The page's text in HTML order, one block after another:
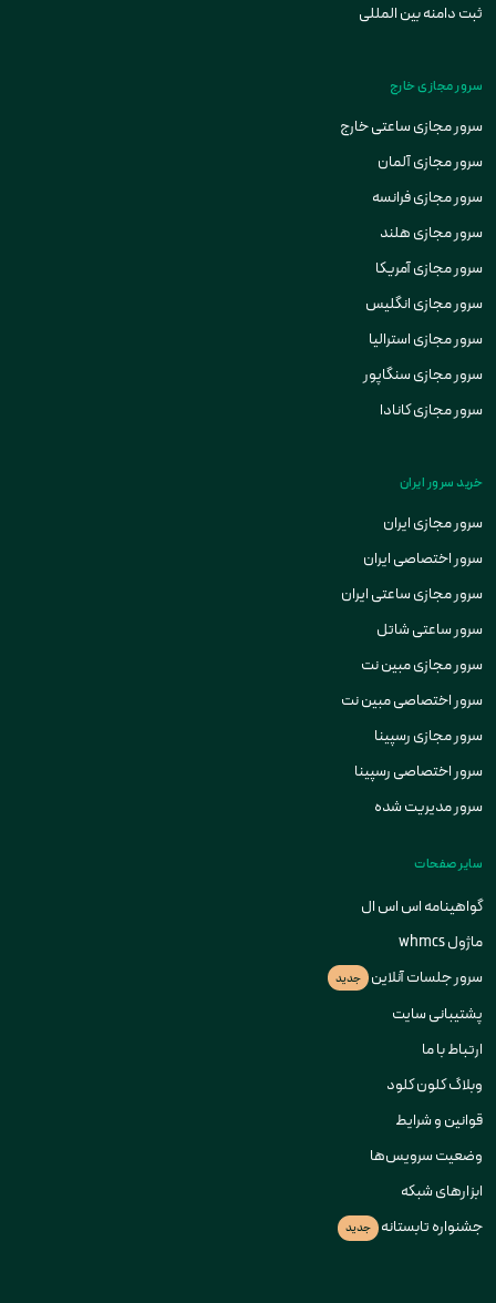
ثبت دامنه بین المللی
سرور مجازی خارج
سرور مجازی ساعتی خارج
سرور مجازی آلمان
سرور مجازی فرانسه
سرور مجازی هلند
سرور مجازی آمریکا
سرور مجازی انگلیس
سرور مجازی استرالیا
سرور مجازی سنگاپور
سرور مجازی کانادا
خرید سرور ایران
سرور مجازی ایران
سرور اختصاصی ایران
سرور مجازی ساعتی ایران
سرور ساعتی شاتل
سرور مجازی مبین نت
سرور اختصاصی مبین نت
سرور مجازی رسپینا
سرور اختصاصی رسپینا
سرور مدیریت شده
سایر صفحات
گواهینامه اس اس ال
ماژول whmcs
سرور جلسات آنلاین
جدید
پشتیبانی سایت
ارتباط با ما
وبلاگ کلون کلود
قوانین و شرایط
وضعیت سرویس‌ها
ابزارهای شبکه
جشنواره تابستانه
جدید